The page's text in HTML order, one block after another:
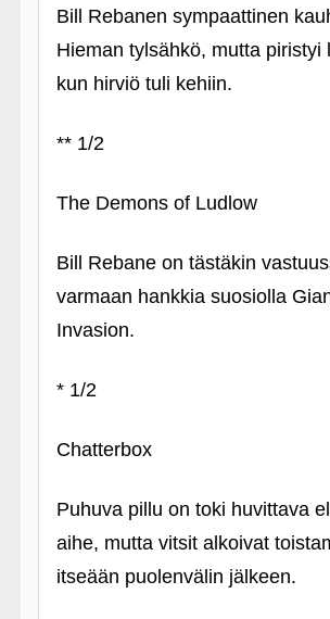
Bill Rebanen sympaattinen
Hieman tylsähkö, mutta piristyi
kun hirviö tuli kehiin.
** 1/2
The Demons of Ludlow
Bill Rebane on tästäkin
varmaan hankkia suosiolla
Invasion.
* 1/2
Chatterbox
Puhuva pillu on toki huvittava
aihe, mutta vitsit alkoivat
itseään puolenvälin jälkeen.